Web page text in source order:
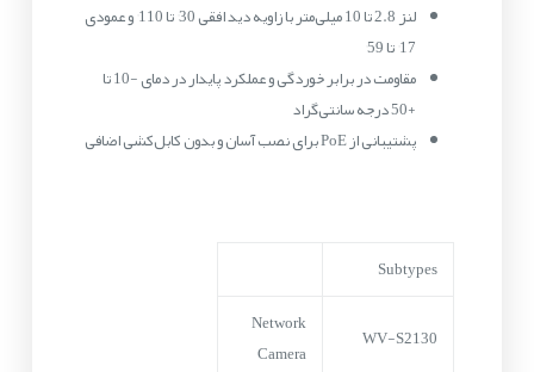
لنز 2.8 تا 10 میلی‌متر با زاویه دید افقی 30° تا 110° و عمودی
17° تا 59°
مقاومت در برابر خوردگی و عملکرد پایدار در دمای -10 تا
+50 درجه سانتی‌گراد
پشتیبانی از PoE برای نصب آسان و بدون کابل‌کشی اضافی
Subtypes
WV-S2130
Network
Camera